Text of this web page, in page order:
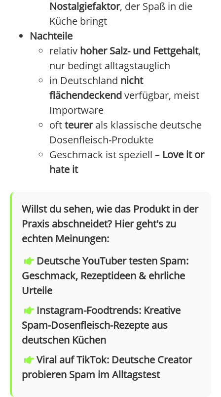
Nostalgiefaktor, der Spaß in die
Küche bringt
Nachteile
relativ hoher Salz- und Fettgehalt,
nur bedingt alltagstauglich
in Deutschland nicht
flächendeckendverfügbar, meist
Importware
oftteurerals klassische deutsche
Dosenfleisch-Produkte
Geschmack ist speziell – Love it or
hate it
Willst du sehen, wie das Produkt in der
Praxis abschneidet? Hier geht's zu
echten Meinungen:
Deutsche YouTuber testen Spam:
Geschmack, Rezeptideen & ehrliche
Urteile
Instagram-Foodtrends: Kreative
Spam-Dosenfleisch-Rezepte aus
deutschen Küchen
Viral auf TikTok: Deutsche Creator
probieren Spam im Alltagstest